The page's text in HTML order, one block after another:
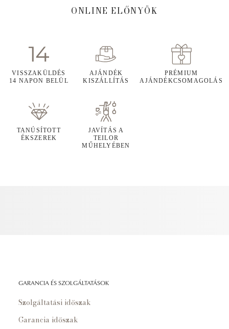
ONLINE ELŐNYÖK
VISSZAKÜLDÉS
14 NAPON BELÜL
AJÁNDÉK
KISZÁLLÍTÁS
PRÉMIUM
AJÁNDÉKCSOMAGOLÁS
TANÚSÍTOTT
ÉKSZEREK
JAVÍTÁS A
TEILOR
MŰHELYÉBEN
GARANCIA ÉS SZOLGÁLTATÁSOK
Szolgáltatási időszak
Garancia időszak